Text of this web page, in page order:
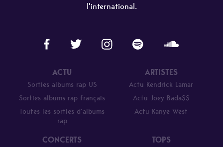
l'international.
ACTU
Sorties albums rap US
Sorties albums rap français
Toutes les sorties d’albums
rap
ARTISTES
Actu Kendrick Lamar
Actu Joey Bada$$
Actu Kanye West
CONCERTS TOPS